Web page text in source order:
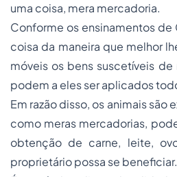
uma coisa, mera mercadoria.
Conforme os ensinamentos
coisa da maneira que melhor
móveis os bens suscetíveis
podem a eles ser aplicados
Em razão disso, os animais
como meras mercadorias,
obtenção de carne, leite,
proprietário possa se beneficiar.